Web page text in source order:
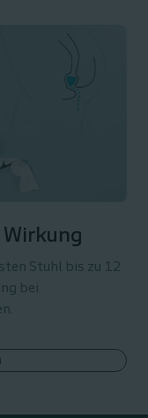
Stuhl bis zu 12
bei